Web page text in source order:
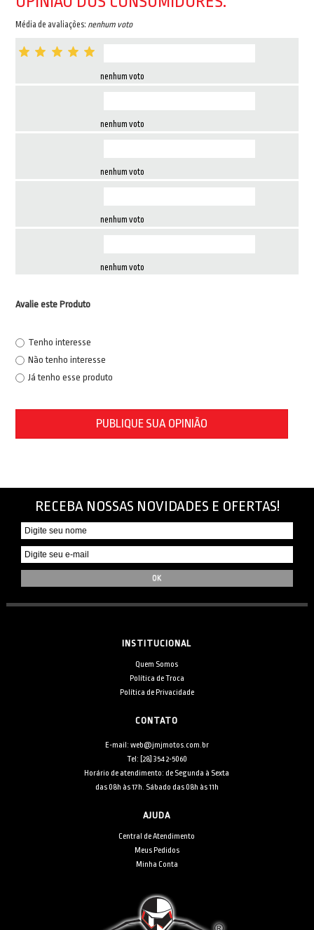
Média de avaliações: nenhum voto
nenhum voto
nenhum voto
nenhum voto
nenhum voto
nenhum voto
Avalie este Produto
Tenho interesse
Não tenho interesse
Já tenho esse produto
PUBLIQUE SUA OPINIÃO
RECEBA NOSSAS NOVIDADES E OFERTAS!
INSTITUCIONAL
Quem Somos
Política de Troca
Política de Privacidade
CONTATO
E-mail: web@jmjmotos.com.br
Tel: [28] 3542-5060
Horário de atendimento: de Segunda à Sexta
das 08h às 17h. Sábado das 08h às 11h
AJUDA
Central de Atendimento
Meus Pedidos
Minha Conta